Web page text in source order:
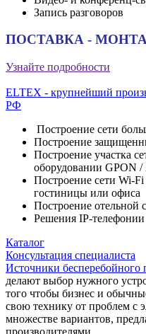
Запись разговоров
ПОСТАВКА -
Узнайте подробности
ELTEX - крупнейший
РФ
Построение сети
Построение
Построение участка
оборудовании GPON
Построение сети Wi-
гостиницы или офиса
Построение отельной
Решения IP-телефонии
Каталог
Консультация специалиста
Источники бесперебойного
делают выбор нужного
того чтобы бизнес и
свою технику от проблем с
множестве вариантов,